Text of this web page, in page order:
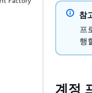
참
프
행
계정